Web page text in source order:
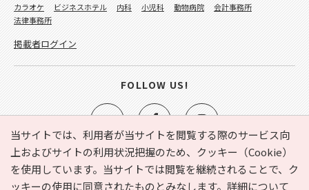
当サイトでは、利用者が当サイトを閲覧する際のサービス向
上およびサイトの利用状況把握のため、クッキー（Cookie）
を使用しています。当サイトでは閲覧を継続されることで、ク
ッキーの使用に同意されたものとみなします。詳細について
e-NAVITA（イーナビタ）とは？ お気に入り
ヘルプ
カラオケ
ビジネスホテル 内科 小児科 動物病院
会計事務所
法律事務所
掲載者ログイン
FOLLOW US!